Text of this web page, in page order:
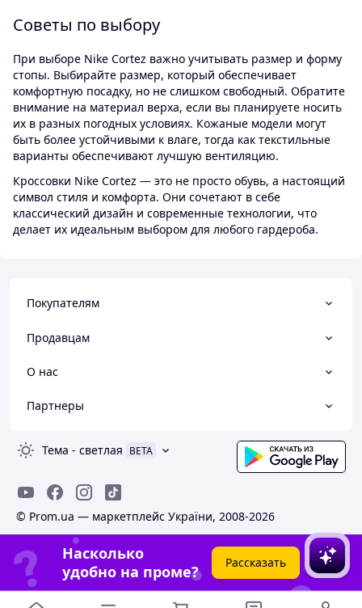
Советы по выбору
При выборе Nike Cortez важно учитывать размер и форму
стопы. Выбирайте размер, который обеспечивает
комфортную посадку, но не слишком свободный. Обратите
внимание на материал верха, если вы планируете носить
их в разных погодных условиях. Кожаные модели могут
быть более устойчивыми к влаге, тогда как текстильные
варианты обеспечивают лучшую вентиляцию.
Кроссовки Nike Cortez — это не просто обувь, а настоящий
символ стиля и комфорта. Они сочетают в себе
классический дизайн и современные технологии, что
делает их идеальным выбором для любого гардероба.
Покупателям
Продавцам
О нас
Партнеры
Тема - светлая BETA
© Prom.ua — маркетплейс України, 2008-2026
Насколько
удобно на проме?
Рассказать